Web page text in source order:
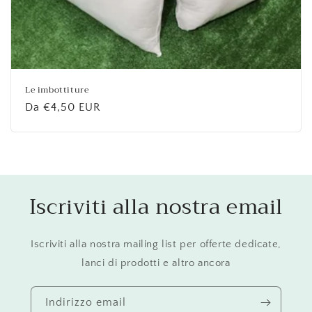
Le imbottiture
Prezzo
Da €4,50 EUR
Iscriviti alla nostra email
Iscriviti alla nostra mailing list per offerte dedicate,
lanci di prodotti e altro ancora
Indirizzo email